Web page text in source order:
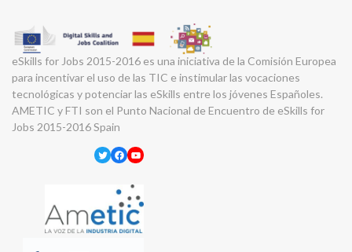
eSkills for Jobs 2015-2016 es una iniciativa de la Comisión Europea
para incentivar el uso de las TIC e instimular las vocaciones
tecnológicas y potenciar las eSkills entre los jóvenes Españoles.
AMETIC y FTI son el Punto Nacional de Encuentro de eSkills for
Jobs 2015-2016 Spain
Twitter
Facebook
YouTube